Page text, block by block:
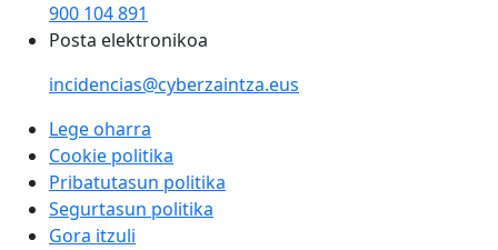
900 104 891
Posta elektronikoa
incidencias@cyberzaintza.eus
Lege oharra
Cookie politika
Pribatutasun politika
Segurtasun politika
Gora itzuli